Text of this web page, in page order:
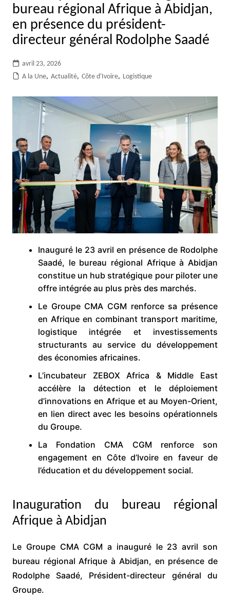
bureau régional Afrique à Abidjan,
en présence du président-
directeur général Rodolphe Saadé
avril 23, 2026
A la Une, Actualité, Côte d'Ivoire, Logistique
Inauguré le 23 avril en présence de Rodolphe
Saadé, le bureau régional Afrique à Abidjan
constitue un hub stratégique pour piloter une
offre intégrée au plus près des marchés.
Le Groupe CMA CGM renforce sa présence
en Afrique en combinant transport maritime,
logistique intégrée et investissements
structurants au service du développement
des économies africaines.
L’incubateur ZEBOX Africa & Middle East
accélère la détection et le déploiement
d’innovations en Afrique et au Moyen-Orient,
en lien direct avec les besoins opérationnels
du Groupe.
La Fondation CMA CGM renforce son
engagement en Côte d’Ivoire en faveur de
l’éducation et du développement social.
Inauguration du bureau régional
Afrique à Abidjan
Le Groupe CMA CGM a inauguré le 23 avril son
bureau régional Afrique à Abidjan, en présence de
Rodolphe Saadé, Président-directeur général du
Groupe.